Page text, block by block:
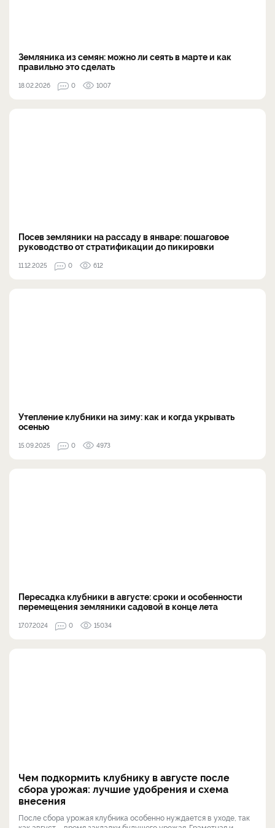
Земляника из семян: можно ли сеять в марте и как
правильно это сделать
18.02.2026 0 1007
Посев земляники на рассаду в январе: пошаговое
руководство от стратификации до пикировки
11.12.2025 0 612
Утепление клубники на зиму: как и когда укрывать
осенью
15.09.2025 0 4973
Пересадка клубники в августе: сроки и особенности
перемещения земляники садовой в конце лета
17.07.2024 0 15034
Чем подкормить клубнику в августе после
сбора урожая: лучшие удобрения и схема
внесения
После сбора урожая клубника особенно нуждается в уходе, так